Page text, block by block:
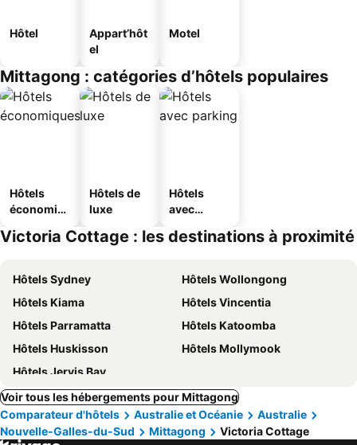
Hôtel
Appart’hôt
el
Motel
Mittagong : catégories d’hôtels populaires
Hôtels
économiq
Hôtels de
luxe
Hôtels
avec
Victoria Cottage : les destinations à proximité
Hôtels Sydney
Hôtels Wollongong
Hôtels Kiama
Hôtels Vincentia
Hôtels Parramatta
Hôtels Katoomba
Hôtels Huskisson
Hôtels Mollymook
Hôtels Jervis Bay
Voir tous les hébergements pour Mittagong
Comparateur d'hôtels
Australie et Océanie
Australie
Nouvelle-Galles-du-Sud
Mittagong Victoria Cottage